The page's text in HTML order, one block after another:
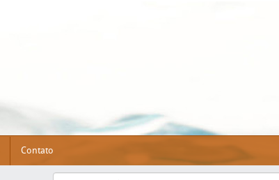
Contato